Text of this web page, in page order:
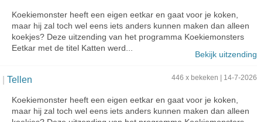
Koekiemonster heeft een eigen eetkar en gaat voor je koken,
maar hij zal toch wel eens iets anders kunnen maken dan alleen
koekjes? Deze uitzending van het programma Koekiemonsters
Eetkar met de titel Katten werd...
Bekijk uitzending
Tellen 446 x bekeken | 14-7-2026
Koekiemonster heeft een eigen eetkar en gaat voor je koken,
maar hij zal toch wel eens iets anders kunnen maken dan alleen